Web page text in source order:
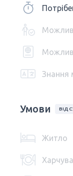
Знання
Умови
Житло